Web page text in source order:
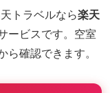
トラベルなら楽天
ービスです。空室
ら確認できます。